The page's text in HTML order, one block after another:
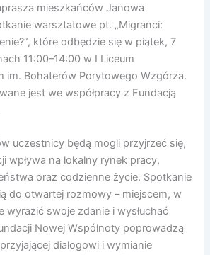
mieszkańców Janowa
warsztatowe pt. „Migranci:
które odbędzie się w piątek, 7
11:00–14:00 w I Liceum
im. Bohaterów Porytowego Wzgórza.
jest we współpracy z Fundacją
uczestnicy będą mogli przyjrzeć się,
wpływa na lokalny rynek pracy,
oraz codzienne życie. Spotkanie
do otwartej rozmowy – miejscem, w
wyrazić swoje zdanie i wysłuchać
Nowej Wspólnoty poprowadzą
dialogowi i wymianie